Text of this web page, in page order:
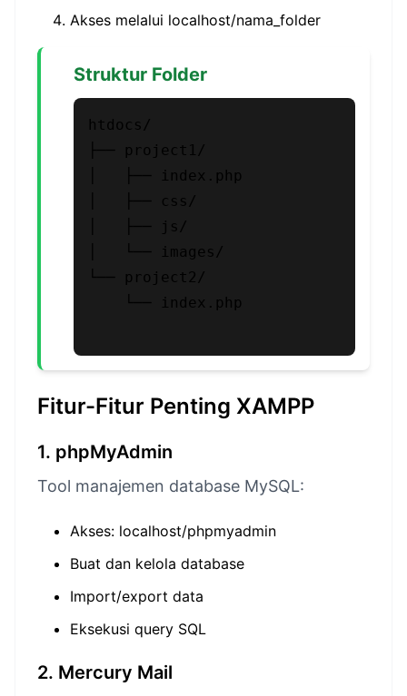
Akses melalui localhost/nama_folder
Struktur Folder
htdocs/
├── project1/
│   ├── index.php
│   ├── css/
│   ├── js/
│   └── images/
└── project2/
    └── index.php
Fitur-Fitur Penting XAMPP
1. phpMyAdmin
Tool manajemen database MySQL:
Akses: localhost/phpmyadmin
Buat dan kelola database
Import/export data
Eksekusi query SQL
2. Mercury Mail